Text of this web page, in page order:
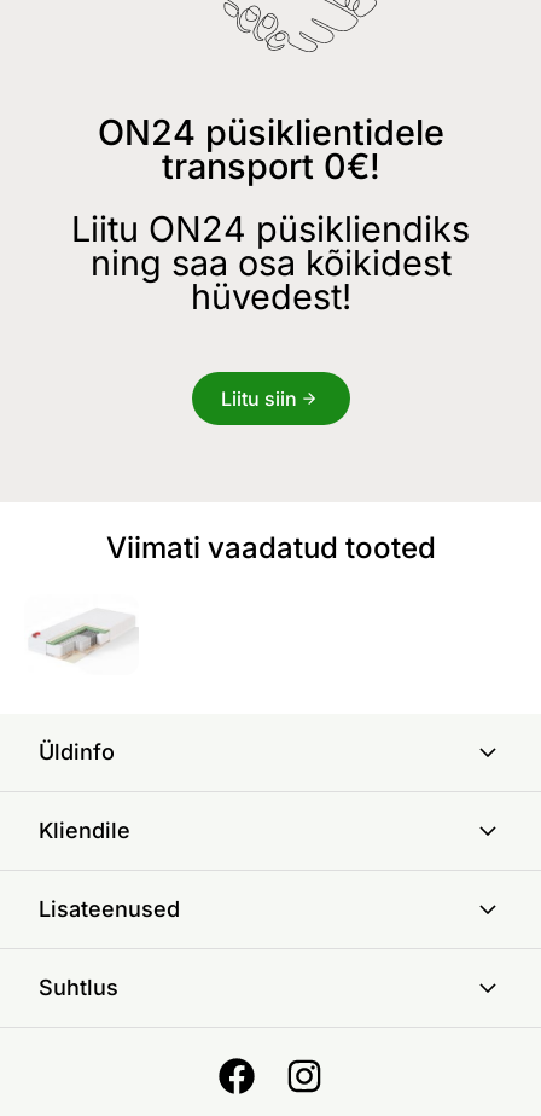
ON24 püsiklientidele
transport 0€!
Liitu ON24 püsikliendiks
ning saa osa kõikidest
hüvedest!
Liitu siin
Viimati vaadatud tooted
Üldinfo
Kliendile
Lisateenused
Suhtlus